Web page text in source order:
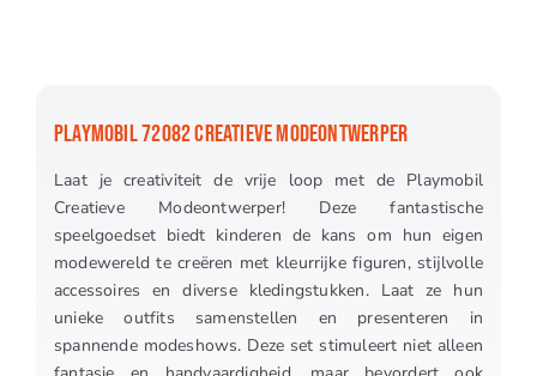
PLAYMOBIL 72082 CREATIEVE MODEONTWERPER
Laat je creativiteit de vrije loop met de Playmobil
Creatieve Modeontwerper! Deze fantastische
speelgoedset biedt kinderen de kans om hun eigen
modewereld te creëren met kleurrijke figuren, stijlvolle
accessoires en diverse kledingstukken. Laat ze hun
unieke outfits samenstellen en presenteren in
spannende modeshows. Deze set stimuleert niet alleen